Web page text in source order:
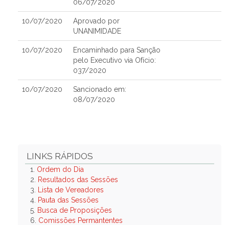
06/07/2020
10/07/2020
Aprovado por
UNANIMIDADE
10/07/2020
Encaminhado para Sanção
pelo Executivo via Ofício:
037/2020
10/07/2020
Sancionado em:
08/07/2020
LINKS RÁPIDOS
1. Ordem do Dia
2.
Resultados das Sessões
3.
Lista de Vereadores
4. Pauta das Sessões
5. Busca de Proposições
6. Comissões Permantentes